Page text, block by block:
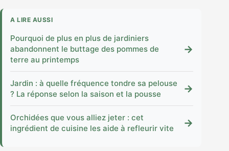
A LIRE AUSSI
Pourquoi de plus en plus de jardiniers
abandonnent le buttage des pommes de
terre au printemps
→
Jardin : à quelle fréquence tondre sa pelouse
? La réponse selon la saison et la pousse
→
Orchidées que vous alliez jeter : cet
ingrédient de cuisine les aide à refleurir vite
→